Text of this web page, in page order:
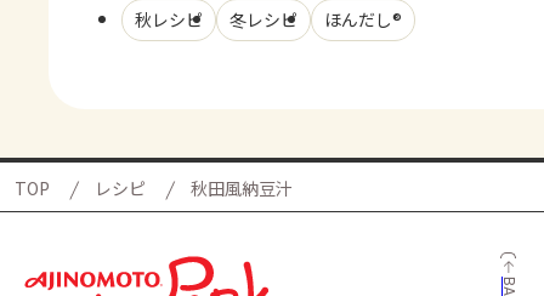
秋レシピ
冬レシピ ほんだし®
TOP レシピ 秋田風納豆汁